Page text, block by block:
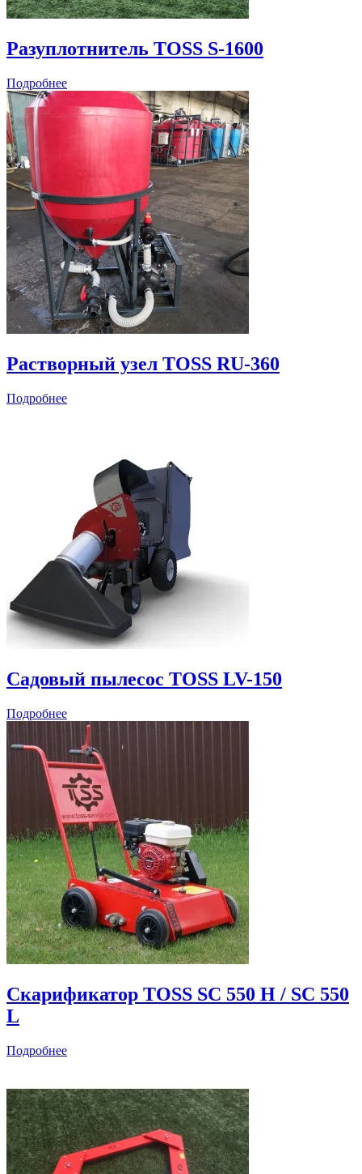
Разуплотнитель TOSS S-1600
Подробнее
Растворный узел TOSS RU-360
Подробнее
Садовый пылесос TOSS LV-150
Подробнее
Скарификатор TOSS SC 550 H / SC 550
L
Подробнее